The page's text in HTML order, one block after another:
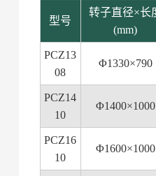
型号
转子直径×长
(mm)
PCZ13
08
Φ1330×790
PCZ14
10
Φ1400×1000
PCZ16
10
Φ1600×1000